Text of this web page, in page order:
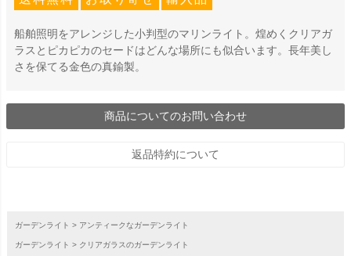
船舶照明をアレンジした小判型のマリンライト。煌めくクリアガ
ラスとピカピカのセードはどんな場所にも似合います。長年美し
さを保てる金色の真鍮製。
商品についてのお問い合わせ
返品特約について
ガーデンライト アンティークなガーデンライト
ガーデンライト クリアガラスのガーデンライト